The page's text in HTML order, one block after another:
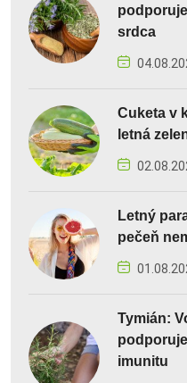
srdca
Cuketa v
letná
Letný
pečeň
Tymián:
imunitu